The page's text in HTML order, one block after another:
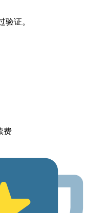
验证。
费